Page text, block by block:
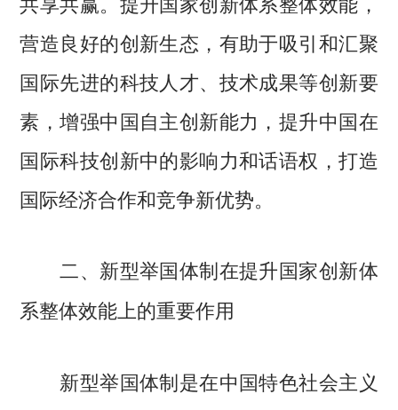
营造良好的创新生态，有助于吸引和汇聚
国际先进的科技人才、技术成果等创新要
素，增强中国自主创新能力，提升中国在
国际科技创新中的影响力和话语权，打造
国际经济合作和竞争新优势。
二、新型举国体制在提升国家创新体
系整体效能上的重要作用
新型举国体制是在中国特色社会主义